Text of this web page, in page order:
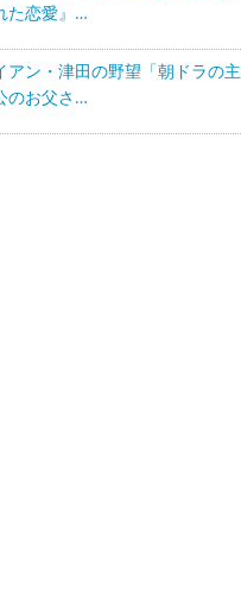
た恋愛』…
アン・津田の野望「朝ドラの主
のお父さ…